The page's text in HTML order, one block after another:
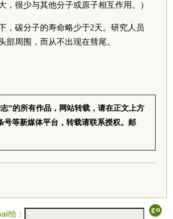
很少与其他分子或原子相互作用。）
，碳分子的寿命略少于2天。研究人员
周围，而从不出现在彗尾。
”的所有作品，网站转载，请在正文上方
等新媒体平台，转载请联系授权。邮
给：